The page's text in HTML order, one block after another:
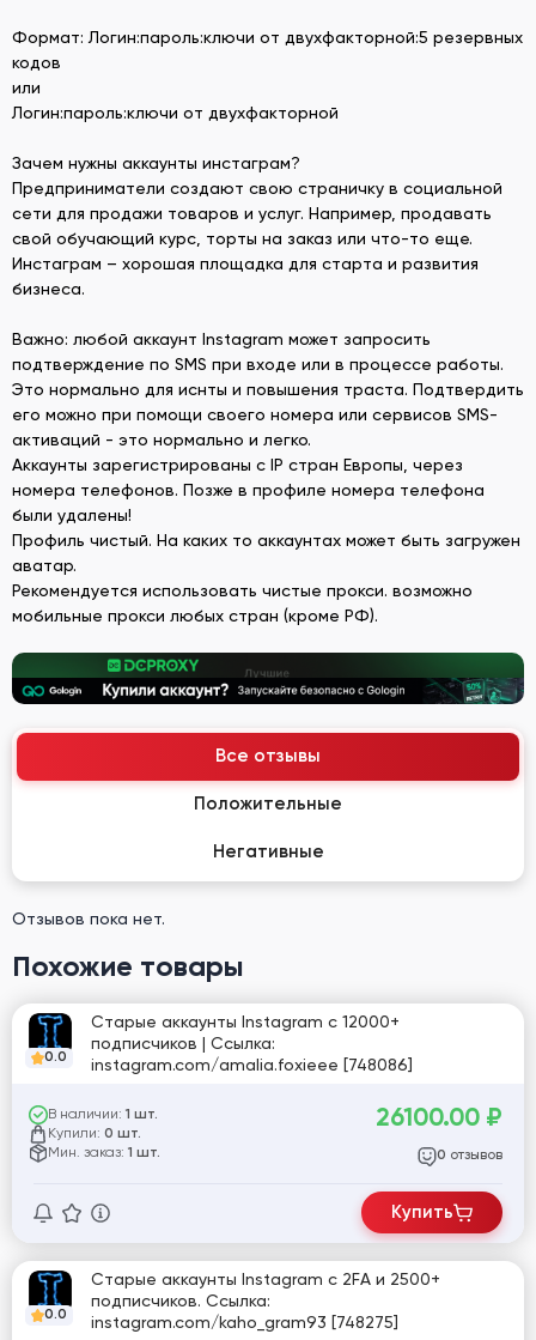
Формат: Логин:пароль:ключи от двухфакторной:5 резервных
кодов
или
Логин:пароль:ключи от двухфакторной
Зачем нужны аккаунты инстаграм?
Предприниматели создают свою страничку в социальной
сети для продажи товаров и услуг. Например, продавать
свой обучающий курс, торты на заказ или что-то еще.
Инстаграм – хорошая площадка для старта и развития
бизнеса.
Важно: любой аккаунт Instagram может запросить
подтверждение по SMS при входе или в процессе работы.
Это нормально для иснты и повышения траста. Подтвердить
его можно при помощи своего номера или сервисов SMS-
активаций - это нормально и легко.
Аккаунты зарегистрированы с IP стран Европы, через
номера телефонов. Позже в профиле номера телефона
были удалены!
Профиль чистый. На каких то аккаунтах может быть загружен
аватар.
Рекомендуется использовать чистые прокси. возможно
мобильные прокси любых стран (кроме РФ).
Все отзывы
Положительные
Негативные
Отзывов пока нет.
Похожие товары
0.0
Старые аккаунты Instagram с 12000+
подписчиков | Ссылка:
instagram.com/amalia.foxieee [748086]
В наличии: 1 шт.
Купили: 0 шт.
Мин. заказ: 1 шт.
26100.00 ₽
0 отзывов
Купить
0.0
Старые аккаунты Instagram с 2FA и 2500+
подписчиков. Ссылка:
instagram.com/kaho_gram93 [748275]